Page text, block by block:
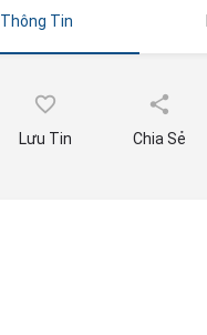
Thông Tin
Lưu Tin Chia Sẻ